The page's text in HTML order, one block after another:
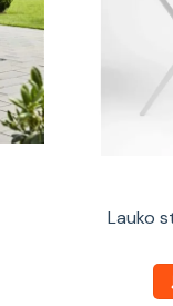
Lauko